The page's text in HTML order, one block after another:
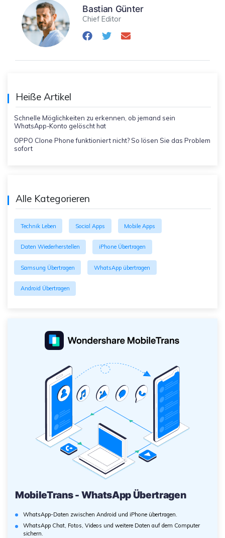
Bastian Günter
Chief Editor
Heiße Artikel
Schnelle Möglichkeiten zu erkennen, ob jemand sein
WhatsApp-Konto gelöscht hat
OPPO Clone Phone funktioniert nicht? So lösen Sie das Problem
sofort
Alle Kategorieren
Technik Leben Social Apps Mobile Apps
Daten Wiederherstellen iPhone Übertragen
Samsung Übertragen WhatsApp übertragen
Android Übertragen
MobileTrans - WhatsApp Übertragen
WhatsApp-Daten zwischen Android und iPhone übertragen.
WhatsApp Chat, Fotos, Videos und weitere Daten auf dem Computer
sichern.